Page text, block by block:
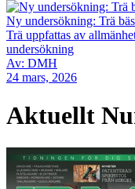
Ny undersökning: Trä
Trä uppfattas av
undersökning
Av: DMH
24 mars, 2026
Aktuellt